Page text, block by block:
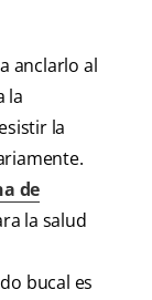
anclarlo al
la
la
de
la salud
bucal es